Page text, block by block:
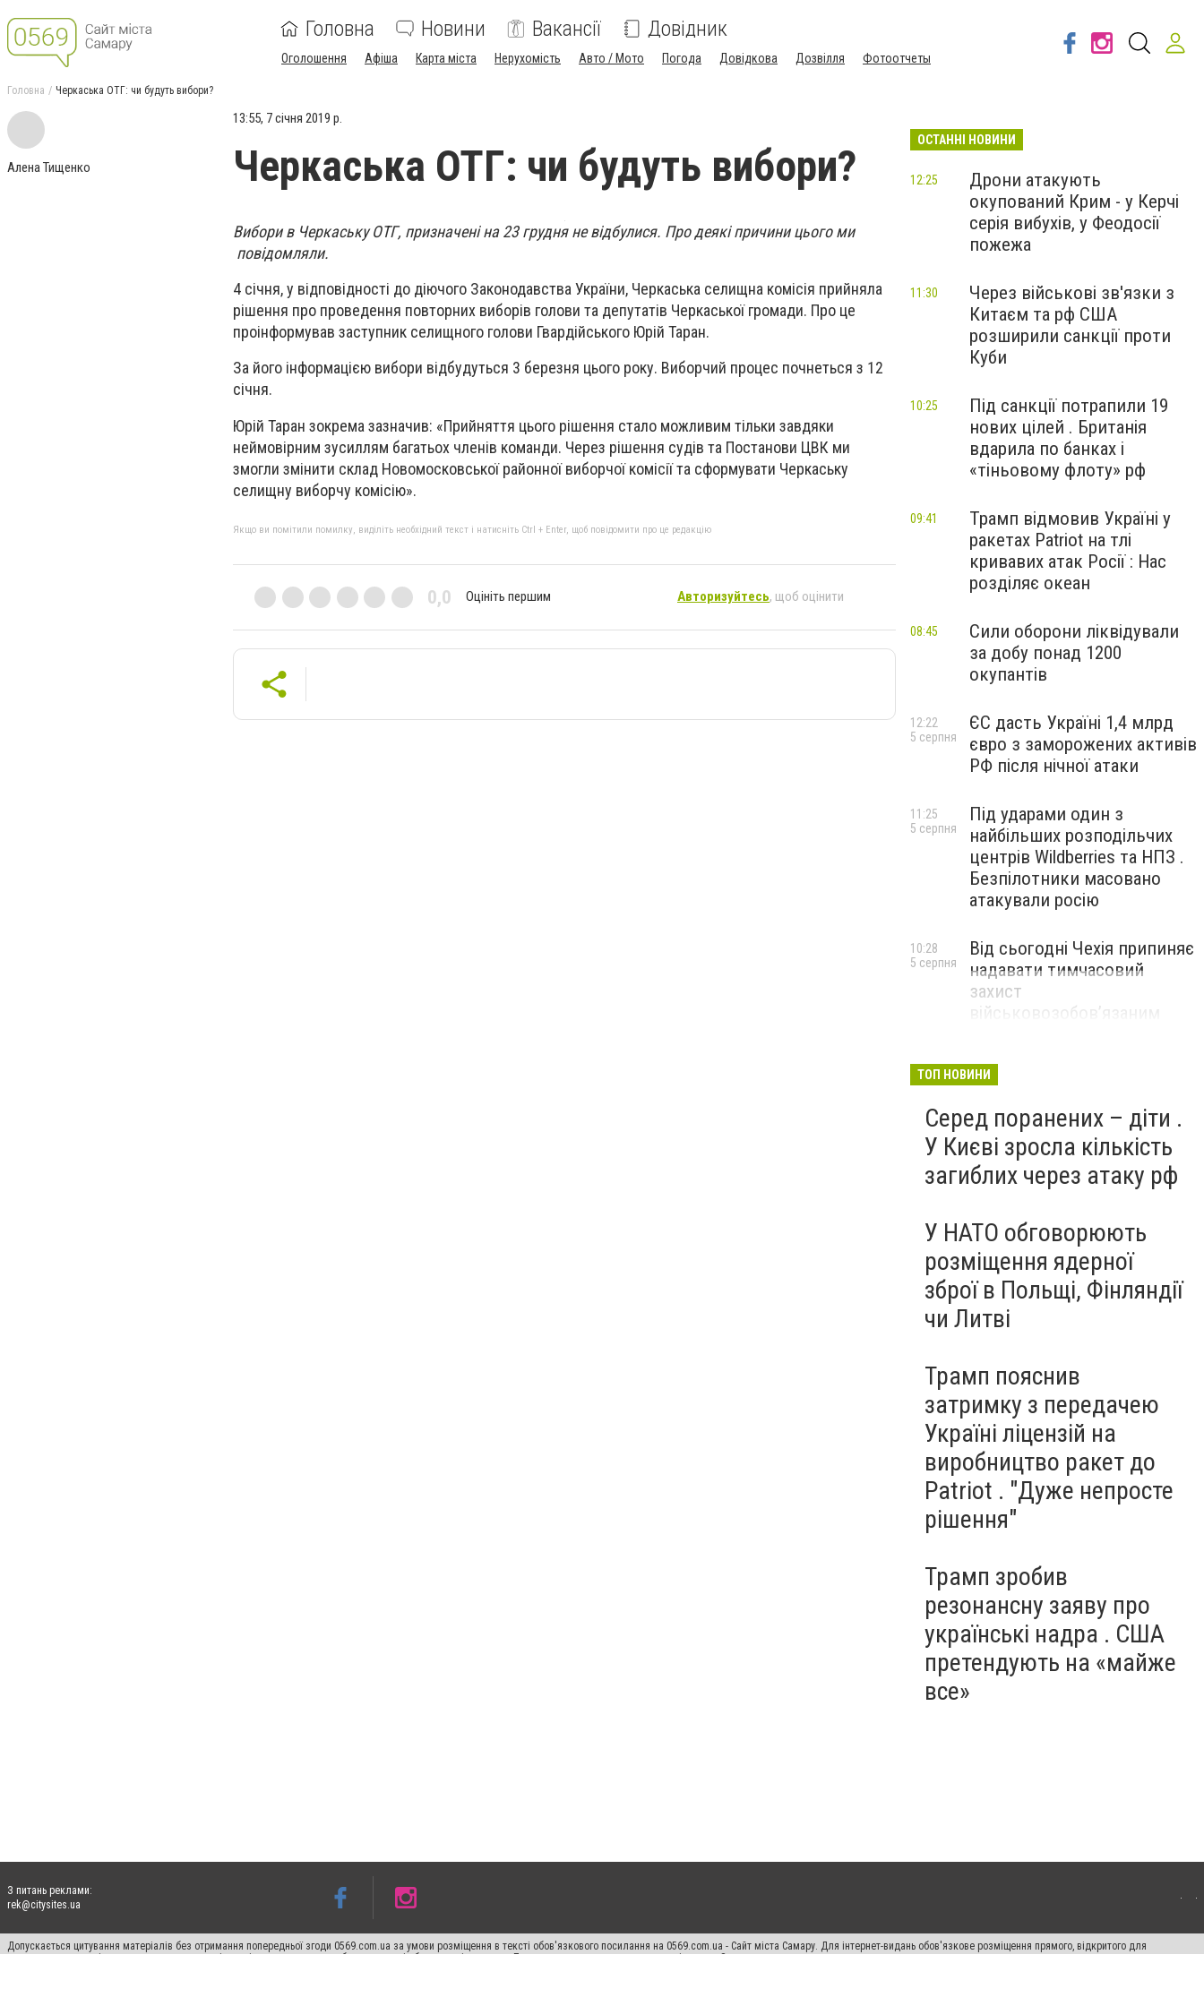
Головна Новини Вакансії Довідник
Оголошення Афіша Карта міста Нерухомість Авто / Мото Погода Довідкова Дозвілля Фотоотчеты
Головна Черкаська ОТГ: чи будуть вибори?
Алена Тищенко
13:55, 7 січня 2019 р.
Черкаська ОТГ: чи будуть вибори?
Вибори в Черкаську ОТГ, призначені на 23 грудня не відбулися. Про деякі причини цього ми
повідомляли.
4 січня, у відповідності до діючого Законодавства України, Черкаська селищна комісія прийняла
рішення про проведення повторних виборів голови та депутатів Черкаської громади. Про це
проінформував заступник селищного голови Гвардійського Юрій Таран.
За його інформацією вибори відбудуться 3 березня цього року. Виборчий процес почнеться з 12
січня.
Юрій Таран зокрема зазначив: «Прийняття цього рішення стало можливим тільки завдяки
неймовірним зусиллям багатьох членів команди. Через рішення судів та Постанови ЦВК ми
змогли змінити склад Новомосковської районної виборчої комісії та сформувати Черкаську
селищну виборчу комісію».
Якщо ви помітили помилку, виділіть необхідний текст і натисніть Ctrl + Enter, щоб повідомити про це редакцію
0,0 Оцініть першим Авторизуйтесь, щоб оцінити
ОСТАННІ НОВИНИ
Дрони атакують
окупований Крим - у Керчі
серія вибухів, у Феодосії
пожежа
12:25
Через військові зв'язки з
Китаєм та рф США
розширили санкції проти
Куби
11:30
Під санкції потрапили 19
нових цілей . Британія
вдарила по банках і
«тіньовому флоту» рф
10:25
Трамп відмовив Україні у
ракетах Patriot на тлі
кривавих атак Росії : Нас
розділяє океан
09:41
Сили оборони ліквідували
за добу понад 1200
окупантів
08:45
ЄС дасть Україні 1,4 млрд
євро з заморожених активів
РФ після нічної атаки
12:22
5 серпня
Під ударами один з
найбільших розподільчих
центрів Wildberries та НПЗ .
Безпілотники масовано
атакували росію
11:25
5 серпня
Від сьогодні Чехія припиняє
надавати тимчасовий
захист
військовозобов’язаним
10:28
5 серпня
ТОП НОВИНИ
Серед поранених – діти .
У Києві зросла кількість
загиблих через атаку рф
У НАТО обговорюють
розміщення ядерної
зброї в Польщі, Фінляндії
чи Литві
Трамп пояснив
затримку з передачею
Україні ліцензій на
виробництво ракет до
Patriot . "Дуже непросте
рішення"
Трамп зробив
резонансну заяву про
українські надра . США
претендують на «майже
все»
З питань реклами:
rek@citysites.ua
Допускається цитування матеріалів без отримання попередньої згоди 0569.com.ua за умови розміщення в тексті обов'язкового посилання на 0569.com.ua - Сайт міста Самару. Для інтернет-видань обов'язкове розміщення прямого, відкритого для
пошукових систем гіперпосилання на цитовані статті не нижче другого абзацу в тексті або в якості джерела. Порушення виняткових прав переслідується Законом.